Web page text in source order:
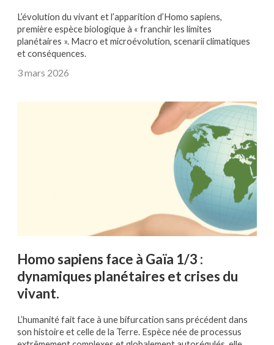
L’évolution du vivant et l’apparition d’Homo sapiens,
première espèce biologique à « franchir les limites
planétaires ». Macro et microévolution, scenarii climatiques
et conséquences.
3 mars 2026
Homo sapiens face à Gaïa 1/3 :
dynamiques planétaires et crises du
vivant.
L’humanité fait face à une bifurcation sans précédent dans
son histoire et celle de la Terre. Espèce née de processus